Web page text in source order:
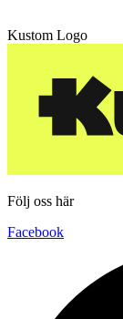
Kustom Logo
Följ oss här
Facebook